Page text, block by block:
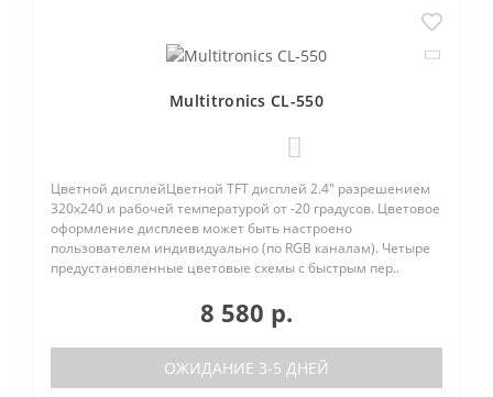
Multitronics CL-550
Цветной дисплейЦветной TFT дисплей 2.4" разрешением
320х240 и рабочей температурой от -20 градусов. Цветовое
оформление дисплеев может быть настроено
пользователем индивидуально (по RGB каналам). Четыре
предустановленные цветовые схемы с быстрым пер..
8 580 р.
ОЖИДАНИЕ 3-5 ДНЕЙ